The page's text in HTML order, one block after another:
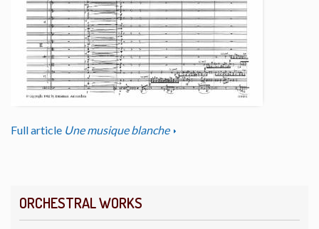
ORCHESTRAL WORKS
Full article Une musique blanche